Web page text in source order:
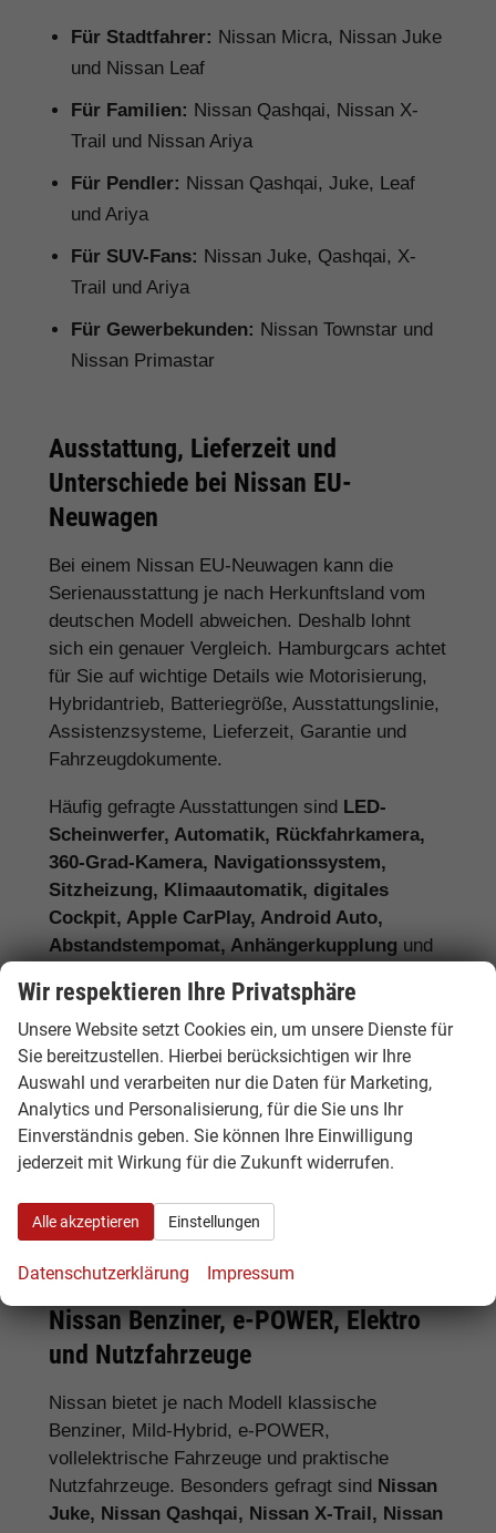
Für Stadtfahrer: Nissan Micra, Nissan Juke
und Nissan Leaf
Für Familien: Nissan Qashqai, Nissan X-
Trail und Nissan Ariya
Für Pendler: Nissan Qashqai, Juke, Leaf
und Ariya
Für SUV-Fans: Nissan Juke, Qashqai, X-
Trail und Ariya
Für Gewerbekunden: Nissan Townstar und
Nissan Primastar
Ausstattung, Lieferzeit und
Unterschiede bei Nissan EU-
Neuwagen
Bei einem Nissan EU-Neuwagen kann die
Serienausstattung je nach Herkunftsland vom
deutschen Modell abweichen. Deshalb lohnt
sich ein genauer Vergleich. Hamburgcars achtet
für Sie auf wichtige Details wie Motorisierung,
Hybridantrieb, Batteriegröße, Ausstattungslinie,
Assistenzsysteme, Lieferzeit, Garantie und
Fahrzeugdokumente.
Häufig gefragte Ausstattungen sind LED-
Scheinwerfer, Automatik, Rückfahrkamera,
360-Grad-Kamera, Navigationssystem,
Sitzheizung, Klimaautomatik, digitales
Cockpit, Apple CarPlay, Android Auto,
Abstandstempomat, Anhängerkupplung und
Tipp:Vergleichen Sie bei Nissan EU-
Neuwagen nicht nur den Kaufpreis,
sondern auch Ausstattung, Lieferzeit,
Garantieumfang und mögliche
tatsächlichen Preisvorteil.
Nissan Benziner, e-POWER, Elektro
und Nutzfahrzeuge
Nissan bietet je nach Modell klassische
Benziner, Mild-Hybrid, e-POWER,
vollelektrische Fahrzeuge und praktische
Nutzfahrzeuge. Besonders gefragt sind Nissan
Juke, Nissan Qashqai, Nissan X-Trail, Nissan
Wir respektieren Ihre Privatsphäre
Unsere Website setzt Cookies ein, um unsere Dienste für
Sie bereitzustellen. Hierbei berücksichtigen wir Ihre
Auswahl und verarbeiten nur die Daten für Marketing,
Analytics und Personalisierung, für die Sie uns Ihr
Einverständnis geben. Sie können Ihre Einwilligung
jederzeit mit Wirkung für die Zukunft widerrufen.
Alle akzeptieren Einstellungen
Datenschutzerklärung Impressum